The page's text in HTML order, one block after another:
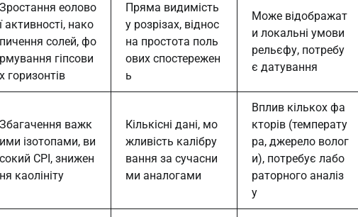
Зростання еолово
ї активності, нако
пичення солей, фо
рмування гіпсови
х горизонтів
Пряма видимість
у розрізах, віднос
на простота поль
ових спостережен
ь
Може відображат
и локальні умови
рельєфу, потребу
є датування
Збагачення важк
ими ізотопами, ви
сокий CPI, знижен
ня каолініту
Кількісні дані, мо
жливість калібру
вання за сучасни
ми аналогами
Вплив кількох фа
кторів (температу
ра, джерело волог
и), потребує лабо
раторного аналіз
у